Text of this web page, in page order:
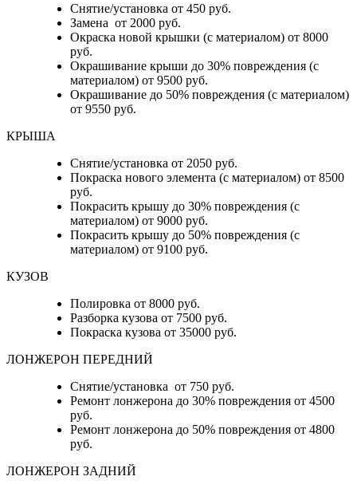
Снятие/установка от 450 руб.
Замена от 2000 руб.
Окраска новой крышки (с материалом) от 8000
руб.
Окрашивание крыши до 30% повреждения (с
материалом) от 9500 руб.
Окрашивание до 50% повреждения (с материалом)
от 9550 руб.
КРЫША
Снятие/установка от 2050 руб.
Покраска нового элемента (с материалом) от 8500
руб.
Покрасить крышу до 30% повреждения (с
материалом) от 9000 руб.
Покрасить крышу до 50% повреждения (с
материалом) от 9100 руб.
КУЗОВ
Полировка от 8000 руб.
Разборка кузова от 7500 руб.
Покраска кузова от 35000 руб.
ЛОНЖЕРОН ПЕРЕДНИЙ
Снятие/установка от 750 руб.
Ремонт лонжерона до 30% повреждения от 4500
руб.
Ремонт лонжерона до 50% повреждения от 4800
руб.
ЛОНЖЕРОН ЗАДНИЙ